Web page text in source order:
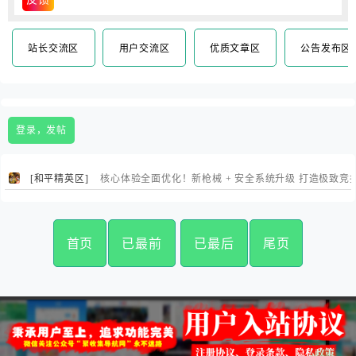
站长交流区 用户交流区 优质文章区 公告发布区
登录，发帖
[和平精英区] 核心体验全面优化！新枪械 + 安全系统升级 打造极致竞
首页 已最前 已最后 尾页